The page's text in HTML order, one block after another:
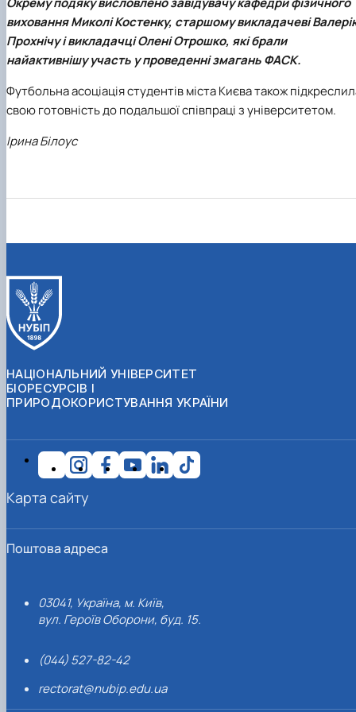
виховання Миколі Костенку, старшому викладачеві
Прохнічу і викладачці Олені Отрошко, які брали
найактивнішу участь у проведенні змагань ФАСК.
Футбольна асоціація студентів міста Києватакож
свою готовність до подальшої співпраці з університетом.
Ірина Білоус
НАЦІОНАЛЬНИЙ УНІВЕРСИТЕТ
БІОРЕСУРСІВ І
ПРИРОДОКОРИСТУВАННЯ УКРАЇНИ
Поштова адреса
03041, Україна, м. Київ,
вул. Героїв Оборони, буд. 15.
(044) 527-82-42
rectorat@nubip.edu.ua
Карта сайту